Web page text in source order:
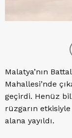
Malatya’nın
Mahallesi’nde
geçirdi. Henüz
rüzgarın
alana yayıldı.